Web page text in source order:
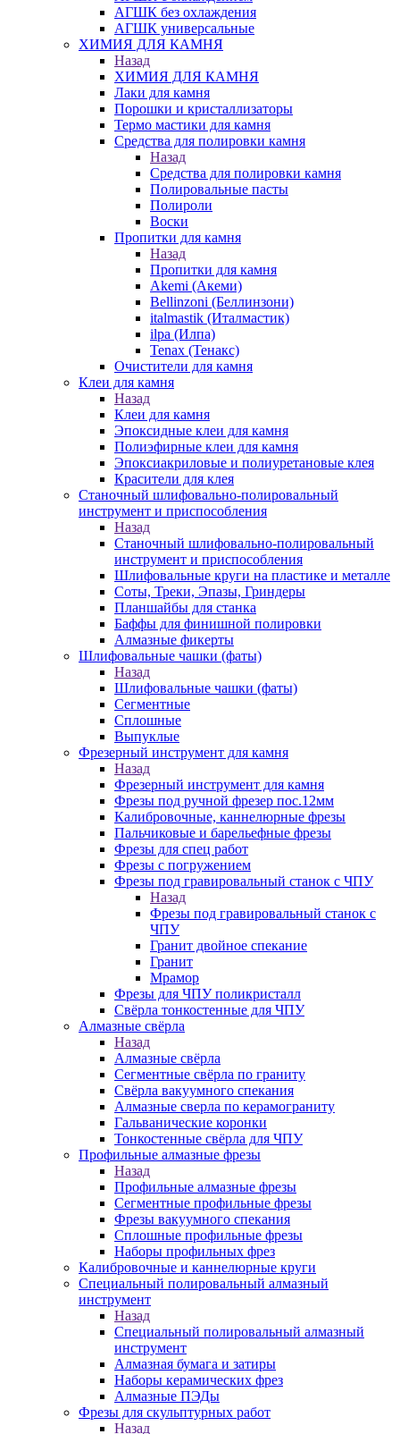
АГШК без охлаждения
АГШК универсальные
ХИМИЯ ДЛЯ КАМНЯ
Назад
ХИМИЯ ДЛЯ КАМНЯ
Лаки для камня
Порошки и кристаллизаторы
Термо мастики для камня
Средства для полировки камня
Назад
Средства для полировки камня
Полировальные пасты
Полироли
Воски
Пропитки для камня
Назад
Пропитки для камня
Akemi (Акеми)
Bellinzoni (Беллинзони)
italmastik (Италмастик)
ilpa (Илпа)
Tenax (Тенакс)
Очистители для камня
Клеи для камня
Назад
Клеи для камня
Эпоксидные клеи для камня
Полиэфирные клеи для камня
Эпоксиакриловые и полиуретановые клея
Красители для клея
Станочный шлифовально-полировальный
инструмент и приспособления
Назад
Станочный шлифовально-полировальный
инструмент и приспособления
Шлифовальные круги на пластике и металле
Соты, Треки, Эпазы, Гриндеры
Планшайбы для станка
Баффы для финишной полировки
Алмазные фикерты
Шлифовальные чашки (фаты)
Назад
Шлифовальные чашки (фаты)
Сегментные
Сплошные
Выпуклые
Фрезерный инструмент для камня
Назад
Фрезерный инструмент для камня
Фрезы под ручной фрезер пос.12мм
Калибровочные, каннелюрные фрезы
Пальчиковые и барельефные фрезы
Фрезы для спец работ
Фрезы с погружением
Фрезы под гравировальный станок с ЧПУ
Назад
Фрезы под гравировальный станок с
ЧПУ
Гранит двойное спекание
Гранит
Мрамор
Фрезы для ЧПУ поликристалл
Свёрла тонкостенные для ЧПУ
Алмазные свёрла
Назад
Алмазные свёрла
Сегментные свёрла по граниту
Свёрла вакуумного спекания
Алмазные сверла по керамограниту
Гальванические коронки
Тонкостенные свёрла для ЧПУ
Профильные алмазные фрезы
Назад
Профильные алмазные фрезы
Сегментные профильные фрезы
Фрезы вакуумного спекания
Сплошные профильные фрезы
Наборы профильных фрез
Калибровочные и каннелюрные круги
Специальный полировальный алмазный
инструмент
Назад
Специальный полировальный алмазный
инструмент
Алмазная бумага и затиры
Наборы керамических фрез
Алмазные ПЭДы
Фрезы для скульптурных работ
Назад